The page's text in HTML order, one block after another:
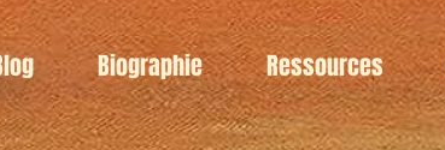
Biographie Ressources